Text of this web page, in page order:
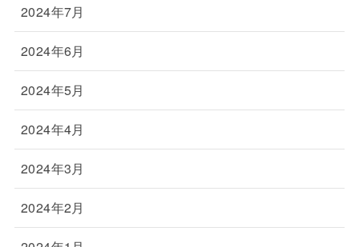
2024年7月
2024年6月
2024年5月
2024年4月
2024年3月
2024年2月